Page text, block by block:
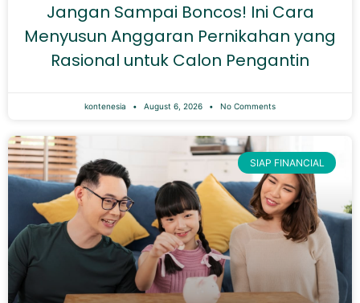
Jangan Sampai Boncos! Ini Cara
Menyusun Anggaran Pernikahan yang
Rasional untuk Calon Pengantin
kontenesia August 6, 2026 No Comments
SIAP FINANCIAL